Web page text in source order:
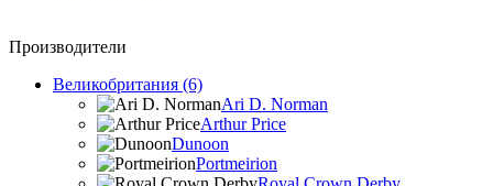
Производители
Великобритания (6)
Ari D. Norman
Arthur Price
Dunoon
Portmeirion